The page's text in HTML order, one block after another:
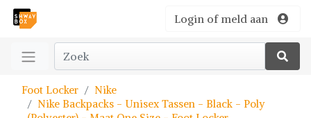
Login of meld aan
Foot Locker
Nike
Nike Backpacks - Unisex Tassen - Black - Poly